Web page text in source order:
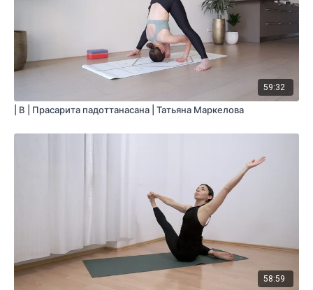
59:32
| B | Прасарита падоттанасана | Татьяна Маркелова
58:59